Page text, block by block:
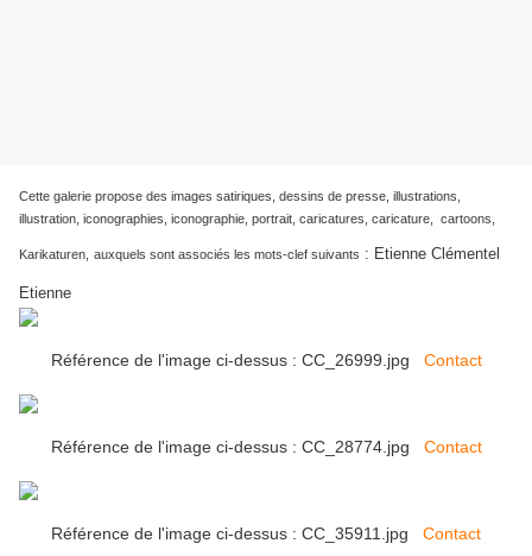
Cette galerie propose des images satiriques, dessins de presse, illustrations,
illustration, iconographies, iconographie, portrait, caricatures, caricature, cartoons,
Karikaturen, auxquels sont associés les mots-clef suivants : Etienne Clémentel
Etienne
Référence de l'image ci-dessus : CC_26999.jpg Contact
Référence de l'image ci-dessus : CC_28774.jpg Contact
Référence de l'image ci-dessus : CC_35911.jpg Contact